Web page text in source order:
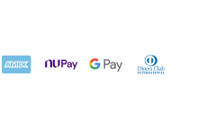
AMEX NuPay Google PayDiners Club